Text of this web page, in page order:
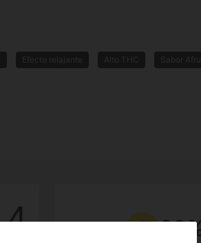
Efecto relajante Alto THC Sabor